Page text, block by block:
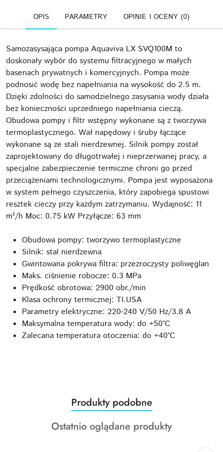
OPIS PARAMETRY OPINIE I OCENY (0)
Samozasysająca pompa Aquaviva LX SVQ100M to
doskonały wybór do systemu filtracyjnego w małych
basenach prywatnych i komercyjnych. Pompa może
podnosić wodę bez napełniania na wysokość do 2.5 m.
Dzięki zdolności do samodzielnego zasysania wody działa
bez konieczności uprzedniego napełniania cieczą.
Obudowa pompy i filtr wstępny wykonane są z tworzywa
termoplastycznego. Wał napędowy i śruby łączące
wykonane są ze stali nierdzewnej. Silnik pompy został
zaprojektowany do długotrwałej i nieprzerwanej pracy, a
specjalne zabezpieczenie termiczne chroni go przed
przeciążeniami technologicznymi. Pompa jest wyposażona
w system pełnego czyszczenia, który zapobiega spustowi
resztek cieczy przy każdym zatrzymaniu. Wydajność: 11
m³/h Moc: 0.75 kW Przyłącze: 63 mm
Obudowa pompy: tworzywo termoplastyczne
Silnik: stal nierdzewna
Gwintowana pokrywa filtra: przezroczysty poliwęglan
Maks. ciśnienie robocze: 0.3 MPa
Prędkość obrotowa: 2900 obr./min
Klasa ochrony termicznej: TI.USA
Parametry elektryczne: 220-240 V/50 Hz/3.8 A
Maksymalna temperatura wody: do +50°C
Zalecana temperatura otoczenia: do +40°C
Pomiń karuzelę produktów
Produkty
o
statusie:
Produkty podobne
Produkty
Ostatnio oglądane produkty